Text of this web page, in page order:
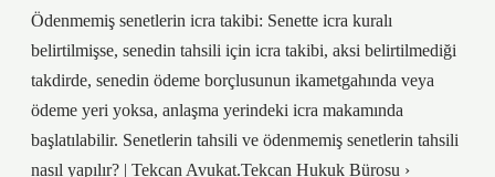
Ödenmemiş senetlerin icra takibi: Senette icra kuralı
belirtilmişse, senedin tahsili için icra takibi, aksi belirtilmediği
takdirde, senedin ödeme borçlusunun ikametgahında veya
ödeme yeri yoksa, anlaşma yerindeki icra makamında
başlatılabilir. Senetlerin tahsili ve ödenmemiş senetlerin tahsili
nasıl yapılır? | Tekcan Avukat.Tekcan Hukuk Bürosu ›